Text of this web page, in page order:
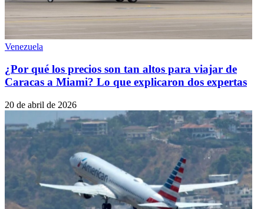
Venezuela
¿Por qué los precios son tan altos para viajar de
Caracas a Miami? Lo que explicaron dos expertas
20 de abril de 2026